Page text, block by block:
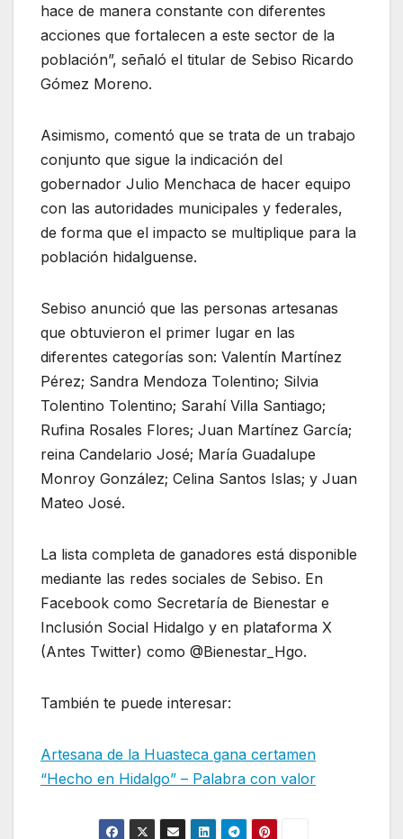
hace de manera constante con diferentes
acciones que fortalecen a este sector de la
población”, señaló el titular de Sebiso Ricardo
Gómez Moreno.
Asimismo, comentó que se trata de un trabajo
conjunto que sigue la indicación del
gobernador Julio Menchaca de hacer equipo
con las autoridades municipales y federales,
de forma que el impacto se multiplique para la
población hidalguense.
Sebiso anunció que las personas artesanas
que obtuvieron el primer lugar en las
diferentes categorías son: Valentín Martínez
Pérez; Sandra Mendoza Tolentino; Silvia
Tolentino Tolentino; Sarahí Villa Santiago;
Rufina Rosales Flores; Juan Martínez García;
reina Candelario José; María Guadalupe
Monroy González; Celina Santos Islas; y Juan
Mateo José.
La lista completa de ganadores está disponible
mediante las redes sociales de Sebiso. En
Facebook como Secretaría de Bienestar e
Inclusión Social Hidalgo y en plataforma X
(Antes Twitter) como @Bienestar_Hgo.
También te puede interesar:
Artesana de la Huasteca gana certamen
“Hecho en Hidalgo” – Palabra con valor